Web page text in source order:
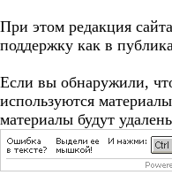
При этом редакция
поддержку как в
Если вы обнаружили,
используются
материалы будут